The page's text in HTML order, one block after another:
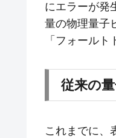
にエラーが発
量の物理量子
「フォール
従来の
これまでに、